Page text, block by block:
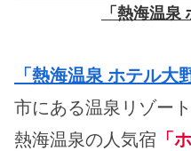
「熱海温泉
「熱海温泉 ホテル大
市にある温泉リゾー
熱海温泉の人気宿 「